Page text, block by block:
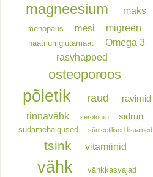
magneesium maks
menopaus mesi migreen
naatriumglutamaat
Omega 3
rasvhapped
osteoporoos
põletik raud ravimid
rinnavähk serotoniin sidrun
südamehaigused sünteetilised lisaained
tsink vitamiinid
vähk vähkkasvajad